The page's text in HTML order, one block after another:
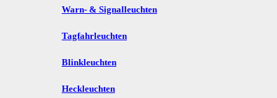
Warn- & Signalleuchten
Tagfahrleuchten
Blinkleuchten
Heckleuchten